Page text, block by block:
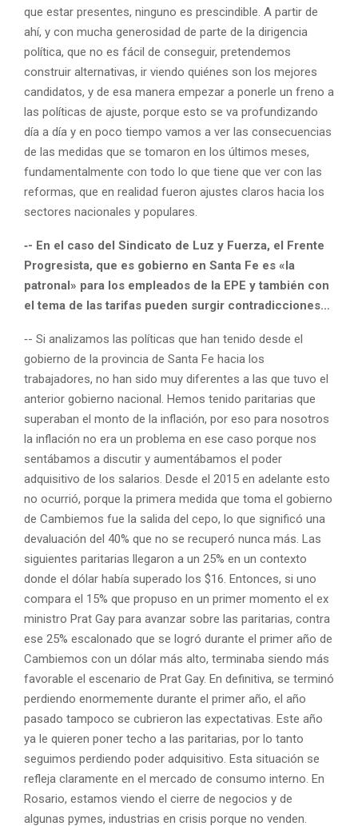
que estar presentes, ninguno es prescindible. A partir de
ahí, y con mucha generosidad de parte de la dirigencia
política, que no es fácil de conseguir, pretendemos
construir alternativas, ir viendo quiénes son los mejores
candidatos, y de esa manera empezar a ponerle un freno a
las políticas de ajuste, porque esto se va profundizando
día a día y en poco tiempo vamos a ver las consecuencias
de las medidas que se tomaron en los últimos meses,
fundamentalmente con todo lo que tiene que ver con las
reformas, que en realidad fueron ajustes claros hacia los
sectores nacionales y populares.
‑- En el caso del Sindicato de Luz y Fuerza, el Frente
Progresista, que es gobierno en Santa Fe es «la
patronal» para los empleados de la EPE y también con
el tema de las tarifas pueden surgir contradicciones…
‑- Si analizamos las políticas que han tenido desde el
gobierno de la provincia de Santa Fe hacia los
trabajadores, no han sido muy diferentes a las que tuvo el
anterior gobierno nacional. Hemos tenido paritarias que
superaban el monto de la inflación, por eso para nosotros
la inflación no era un problema en ese caso porque nos
sentábamos a discutir y aumentábamos el poder
adquisitivo de los salarios. Desde el 2015 en adelante esto
no ocurrió, porque la primera medida que toma el gobierno
de Cambiemos fue la salida del cepo, lo que significó una
devaluación del 40% que no se recuperó nunca más. Las
siguientes paritarias llegaron a un 25% en un contexto
donde el dólar había superado los $16. Entonces, si uno
compara el 15% que propuso en un primer momento el ex
ministro Prat Gay para avanzar sobre las paritarias, contra
ese 25% escalonado que se logró durante el primer año de
Cambiemos con un dólar más alto, terminaba siendo más
favorable el escenario de Prat Gay. En definitiva, se terminó
perdiendo enormemente durante el primer año, el año
pasado tampoco se cubrieron las expectativas. Este año
ya le quieren poner techo a las paritarias, por lo tanto
seguimos perdiendo poder adquisitivo. Esta situación se
refleja claramente en el mercado de consumo interno. En
Rosario, estamos viendo el cierre de negocios y de
algunas pymes, industrias en crisis porque no venden.